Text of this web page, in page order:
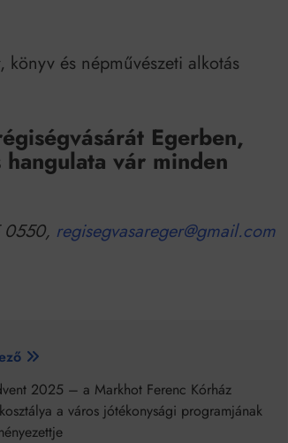
és népművészeti alkotás
Egerben,
vár minden
0550, regisegvasareger@gmail.com
2025 – a Markhot Ferenc Kórház
a város jótékonysági programjának